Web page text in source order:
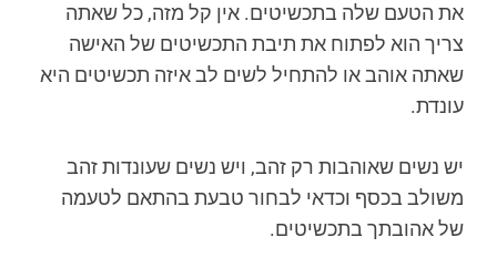
את הטעם שלה בתכשיטים. אין קל מזה, כל שאתה
צריך הוא לפתוח את תיבת התכשיטים של האישה
שאתה אוהב או להתחיל לשים לב איזה תכשיטים היא
עונדת.
יש נשים שאוהבות רק זהב, ויש נשים שעונדות זהב
משולב בכסף וכדאי לבחור טבעת בהתאם לטעמה
של אהובתך בתכשיטים.